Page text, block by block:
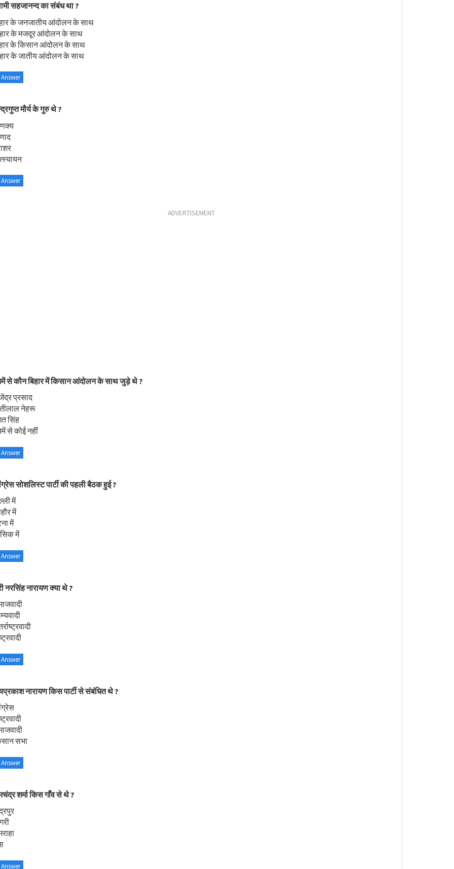
सहजानन्द का संबंध था ?
के जनजातीय आंदोलन के साथ
के मजदूर आंदोलन के साथ
के किसान आंदोलन के साथ
के जातीय आंदोलन के साथ
मौर्य के गुरु थे ?
ADVERTISEMENT
से कौन बिहार में किसान आंदोलन के साथ जुड़े थे ?
प्रसाद
नेहरू
सिंह
से कोई नहीं
सोशलिस्ट पार्टी की पहली बैठक हुई ?
में
में
में
में
नरसिंह नारायण क्या थे ?
नारायण किस पार्टी से संबंधित थे ?
सभा
शर्मा किस गाँव से थे ?